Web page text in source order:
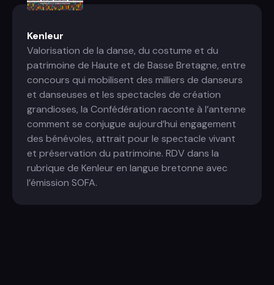
Kenleur
Valorisation de la danse, du costume et du
patrimoine de Haute et de Basse Bretagne, entre
concours qui mobilisent des milliers de danseurs
et danseuses et les spectacles de création
grandioses, la Confédération raconte à l’antenne
comment se conjugue aujourd’hui engagement
des bénévoles, attrait pour le spectacle vivant
et préservation du patrimoine. RDV dans la
rubrique de Kenleur en langue bretonne avec
l’émission SOFA.